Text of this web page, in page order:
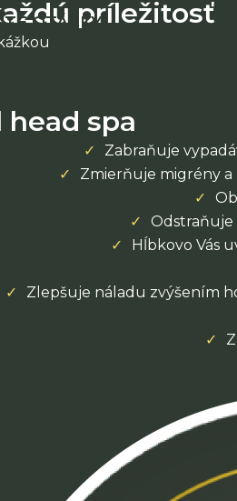
OTÁZKYpríležitosť
head spa
Zabraňuje
Zmierňuje migrény a
Odstraňuje
Hĺbkovo Vás
Zlepšuje náladu zvýšením